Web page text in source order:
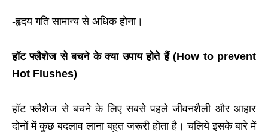
-हृदय गति सामान्य से अधिक होना।
हॉट फ्लैशेज से बचने के क्या उपाय होते हैं (How to prevent
Hot Flushes)
हॉट फ्लैशेज से बचने के लिए सबसे पहले जीवनशैली और आहार
दोनों में कुछ बदलाव लाना बहुत जरूरी होता है। चलिये इसके बारे में